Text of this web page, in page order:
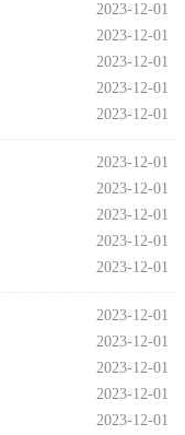
2023-12-01
2023-12-01
2023-12-01
2023-12-01
2023-12-01
2023-12-01
2023-12-01
2023-12-01
2023-12-01
2023-12-01
2023-12-01
2023-12-01
2023-12-01
2023-12-01
2023-12-01